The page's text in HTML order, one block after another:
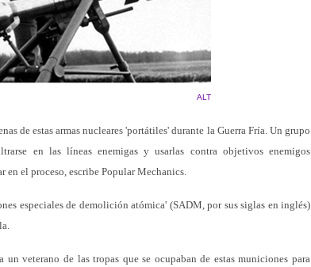
ALT
de estas armas nucleares 'portátiles' durante la Guerra Fría. Un grupo
en las líneas enemigas y usarlas contra objetivos enemigos
el proceso, escribe Popular Mechanics.
especiales de demolición atómica' (SADM, por sus siglas en inglés)
un veterano de las tropas que se ocupaban de estas municiones para